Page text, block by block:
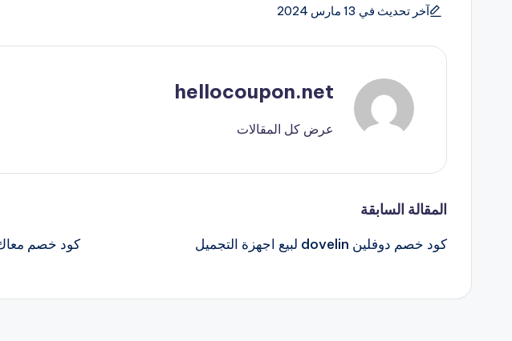
آخر تحديث في 13 مارس 2024
hellocoupon.net
عرض كل المقالات
تصفّح
المقالات
المقالة السابقة
كود خصم دوفلين dovelin لبيع اجهزة التجميل